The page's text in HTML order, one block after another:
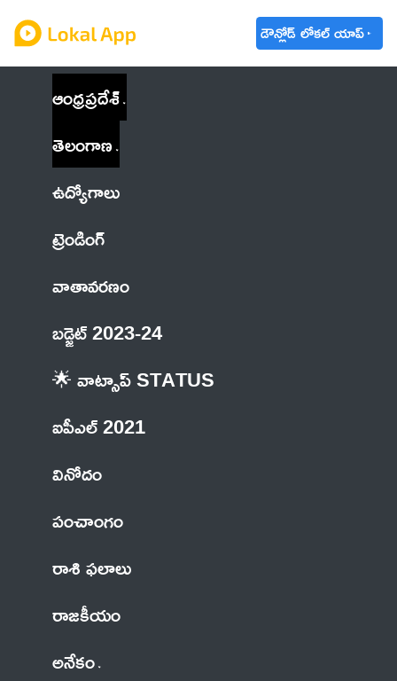
డౌన్లోడ్ లోకల్ యాప్
ఆంధ్రప్రదేశ్
తెలంగాణ
ఉద్యోగాలు
ట్రెండింగ్
వాతావరణం
బడ్జెట్ 2023-24
🌟 వాట్సాప్ STATUS
ఐపీఎల్ 2021
వినోదం
పంచాంగం
రాశి ఫలాలు
రాజకీయం
అనేకం